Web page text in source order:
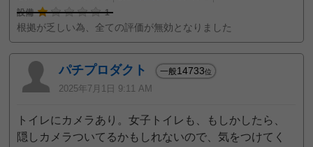
設備
1
根拠が乏しい為、全ての評価が無効となりました
パチプロダクト 一般14733位
2025年7月1日 9:11 AM
トイレにカメラあり。女子トイレも、もしかしたら、
隠しカメラついてるかもしれないので、気をつけてく